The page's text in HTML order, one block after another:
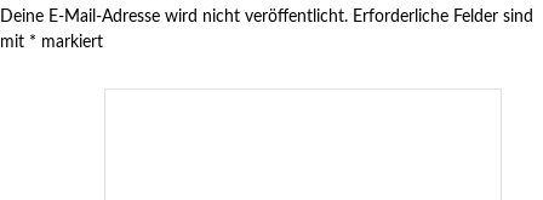
Deine E-Mail-Adresse wird nicht veröffentlicht. Erforderliche Felder sind
mit * markiert